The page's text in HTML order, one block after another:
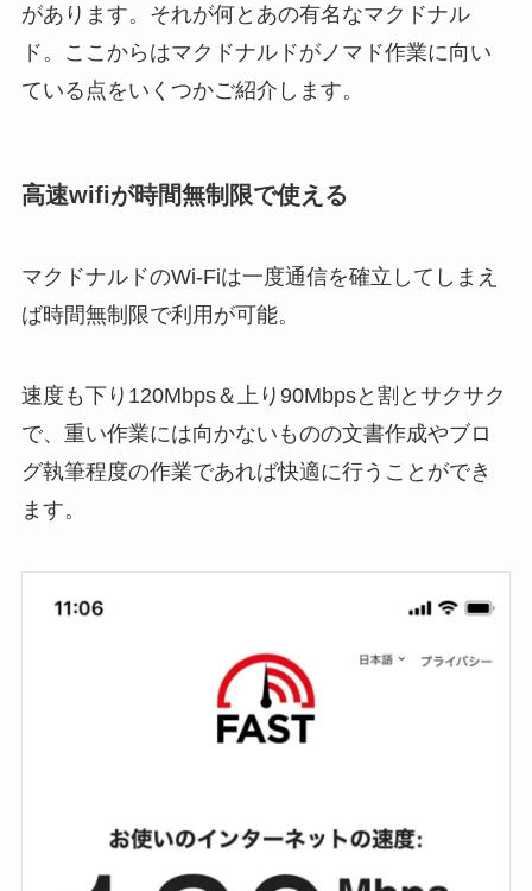
があります。それが何とあの有名なマクドナル
ド。ここからはマクドナルドがノマド作業に向い
ている点をいくつかご紹介します。
高速wifiが時間無制限で使える
マクドナルドのWi-Fiは一度通信を確立してしまえ
ば時間無制限で利用が可能。
速度も下り120Mbps＆上り90Mbpsと割とサクサク
で、重い作業には向かないものの文書作成やブロ
グ執筆程度の作業であれば快適に行うことができ
ます。